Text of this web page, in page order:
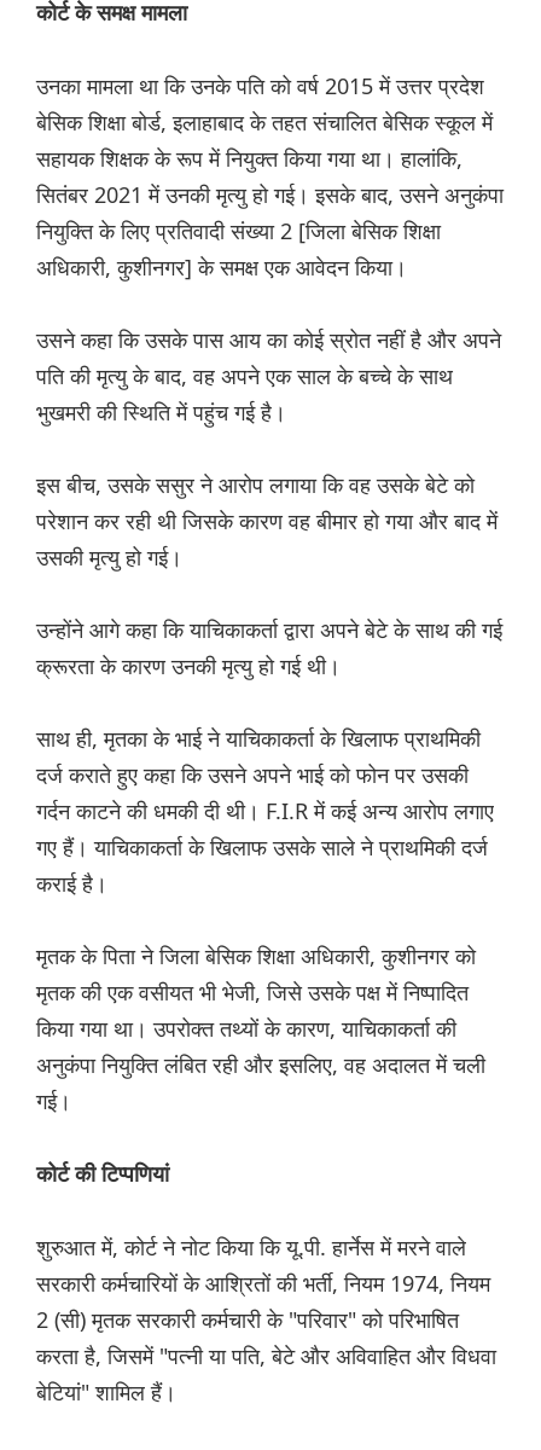
कोर्ट के समक्ष मामला
उनका मामला था कि उनके पति को वर्ष 2015 में उत्तर प्रदेश
बेसिक शिक्षा बोर्ड, इलाहाबाद के तहत संचालित बेसिक स्कूल में
सहायक शिक्षक के रूप में नियुक्त किया गया था। हालांकि,
सितंबर 2021 में उनकी मृत्यु हो गई। इसके बाद, उसने अनुकंपा
नियुक्ति के लिए प्रतिवादी संख्या 2 [जिला बेसिक शिक्षा
अधिकारी, कुशीनगर] के समक्ष एक आवेदन किया।
उसने कहा कि उसके पास आय का कोई स्रोत नहीं है और अपने
पति की मृत्यु के बाद, वह अपने एक साल के बच्चे के साथ
भुखमरी की स्थिति में पहुंच गई है।
इस बीच, उसके ससुर ने आरोप लगाया कि वह उसके बेटे को
परेशान कर रही थी जिसके कारण वह बीमार हो गया और बाद में
उसकी मृत्यु हो गई।
उन्होंने आगे कहा कि याचिकाकर्ता द्वारा अपने बेटे के साथ की गई
क्रूरता के कारण उनकी मृत्यु हो गई थी।
साथ ही, मृतका के भाई ने याचिकाकर्ता के खिलाफ प्राथमिकी
दर्ज कराते हुए कहा कि उसने अपने भाई को फोन पर उसकी
गर्दन काटने की धमकी दी थी। F.I.R में कई अन्य आरोप लगाए
गए हैं। याचिकाकर्ता के खिलाफ उसके साले ने प्राथमिकी दर्ज
कराई है।
मृतक के पिता ने जिला बेसिक शिक्षा अधिकारी, कुशीनगर को
मृतक की एक वसीयत भी भेजी, जिसे उसके पक्ष में निष्पादित
किया गया था। उपरोक्त तथ्यों के कारण, याचिकाकर्ता की
अनुकंपा नियुक्ति लंबित रही और इसलिए, वह अदालत में चली
गई।
कोर्ट की टिप्पणियां
शुरुआत में, कोर्ट ने नोट किया कि यू.पी. हार्नेस में मरने वाले
सरकारी कर्मचारियों के आश्रितों की भर्ती, नियम 1974, नियम
2 (सी) मृतक सरकारी कर्मचारी के "परिवार" को परिभाषित
करता है, जिसमें "पत्नी या पति, बेटे और अविवाहित और विधवा
बेटियां" शामिल हैं।